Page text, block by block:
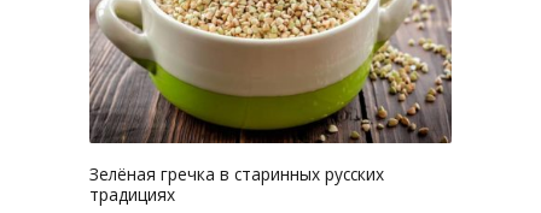
Зелёная гречка в старинных русских
традициях